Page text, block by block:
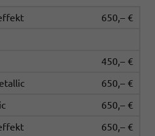
650,– €
450,– €
650,– €
650,– €
650,– €